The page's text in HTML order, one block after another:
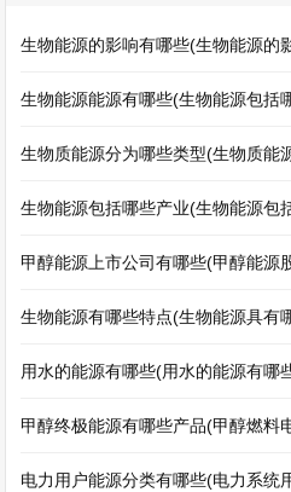
生物能源的影响有哪些(生物能源的
生物能源能源有哪些(生物能源包括
生物质能源分为哪些类型(生物质能
生物能源包括哪些产业(生物能源包
甲醇能源上市公司有哪些(甲醇能源
生物能源有哪些特点(生物能源具有
用水的能源有哪些(用水的能源有哪
甲醇终极能源有哪些产品(甲醇燃料
电力用户能源分类有哪些(电力系统